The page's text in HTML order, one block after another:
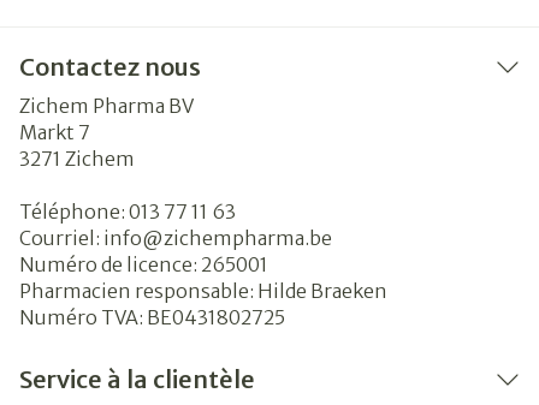
Contactez nous
Zichem Pharma BV
Markt 7
3271 Zichem
Téléphone: 013 77 11 63
Courriel: info@zichempharma.be
Numéro de licence: 265001
Pharmacien responsable: Hilde Braeken
Numéro TVA: BE0431802725
Service à la clientèle